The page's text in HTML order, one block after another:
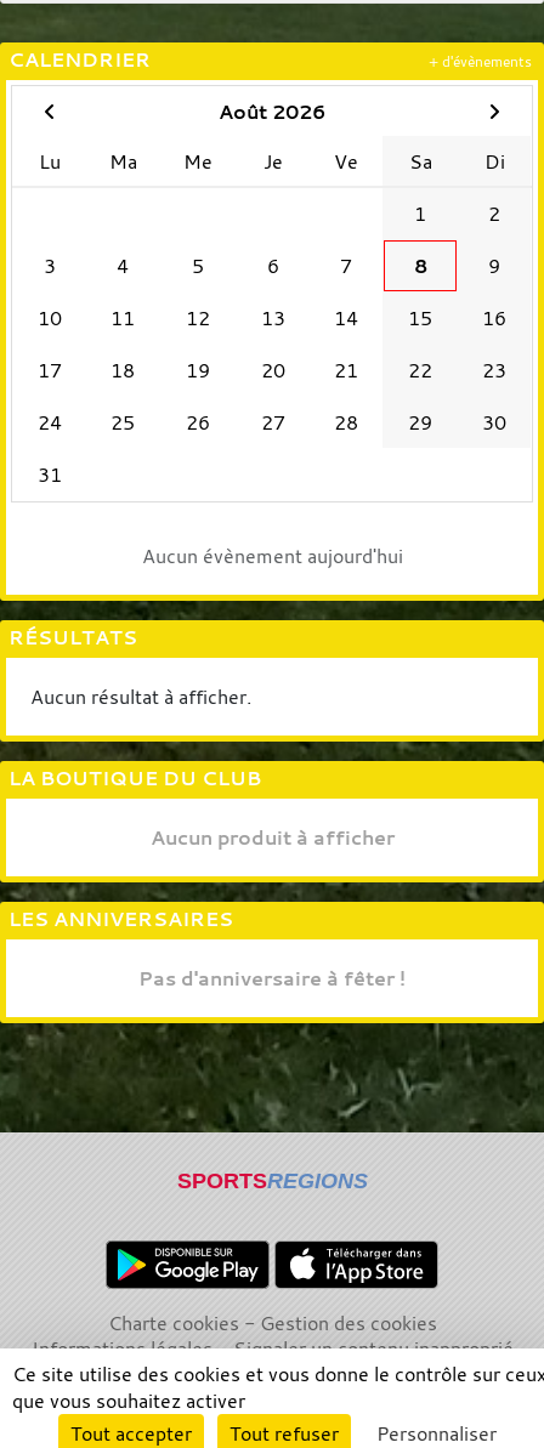
CALENDRIER
Août 2026
Lu
Ma Me Je Ve Sa
Di
1
2
3
4 5 6 7 8
9
10
11 12 13 14 15
16
17
18 19 20 21 22
23
24
25 26 27 28 29
30
31
Aucun évènement aujourd'hui
+ d'évènements
RÉSULTATS
Aucun résultat à afficher.
LA BOUTIQUE DU CLUB
Aucun produit à afficher
LES ANNIVERSAIRES
Pas d'anniversaire à fêter !
SPORTSREGIONS
Charte cookies
Gestion des cookies
Informations légales
Signaler un contenu inapproprié
Envie de participer ? Connexion
Ce site utilise des cookies et vous donne le contrôle sur
que vous souhaitez activer
Tout accepter
Tout refuser Personnaliser